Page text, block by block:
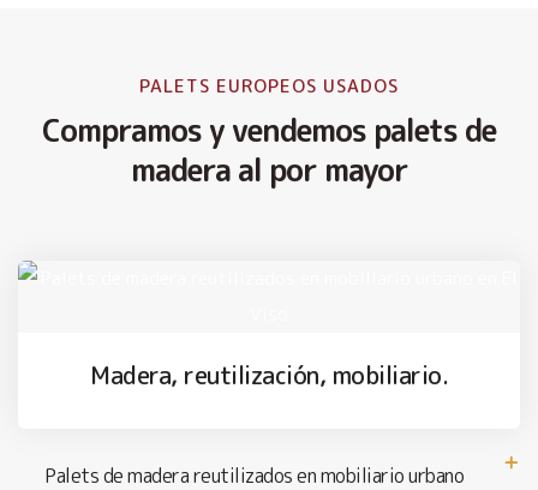
PALETS EUROPEOS USADOS
Compramos y vendemos palets de
madera al por mayor
Madera, reutilización, mobiliario.
Palets de madera reutilizados en mobiliario urbano